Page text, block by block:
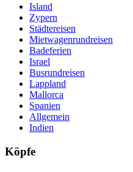
Island
Zypern
Städtereisen
Mietwagenrundreisen
Badeferien
Israel
Busrundreisen
Lappland
Mallorca
Spanien
Allgemein
Indien
Köpfe